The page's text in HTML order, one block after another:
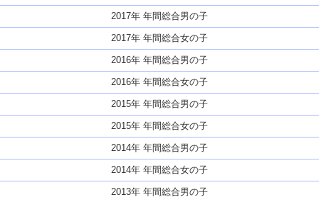
2017年 年間総合男の子
2017年 年間総合女の子
2016年 年間総合男の子
2016年 年間総合女の子
2015年 年間総合男の子
2015年 年間総合女の子
2014年 年間総合男の子
2014年 年間総合女の子
2013年 年間総合男の子